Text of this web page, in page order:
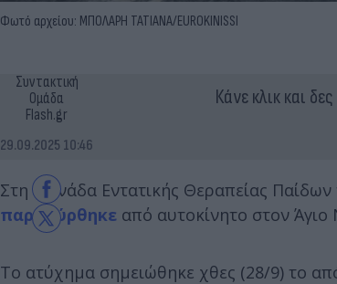
Φωτό αρχείου: ΜΠΟΛΑΡΗ ΤΑΤΙΑΝΑ/EUROKINISSI
Συντακτική
Ομάδα
Flash.gr
29.09.2025 10:46
Κάνε κλικ και
Στη Μονάδα Εντατικής Θεραπείας
παρασύρθηκε από αυτοκίνητο στον Άγιο
Το ατύχημα σημειώθηκε χθες (28/9) το